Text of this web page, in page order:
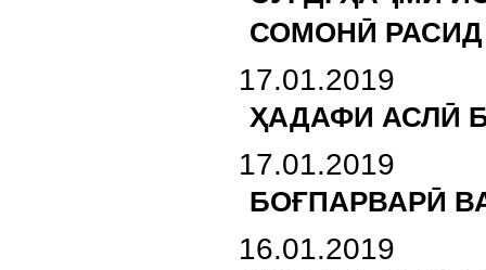
СОМОНӢ РАСИД
17.01.2019
ҲАДАФИ АСЛӢ
17.01.2019
БОҒПАРВАРӢ
16.01.2019